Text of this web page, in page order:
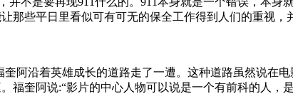
那些平日里看似可有可无的保全工作得到人们的重视
阿沿着英雄成长的道路走了一遭。这种道路虽然说在
福奎阿说:“影片的中心人物可以说是一个有前科的人